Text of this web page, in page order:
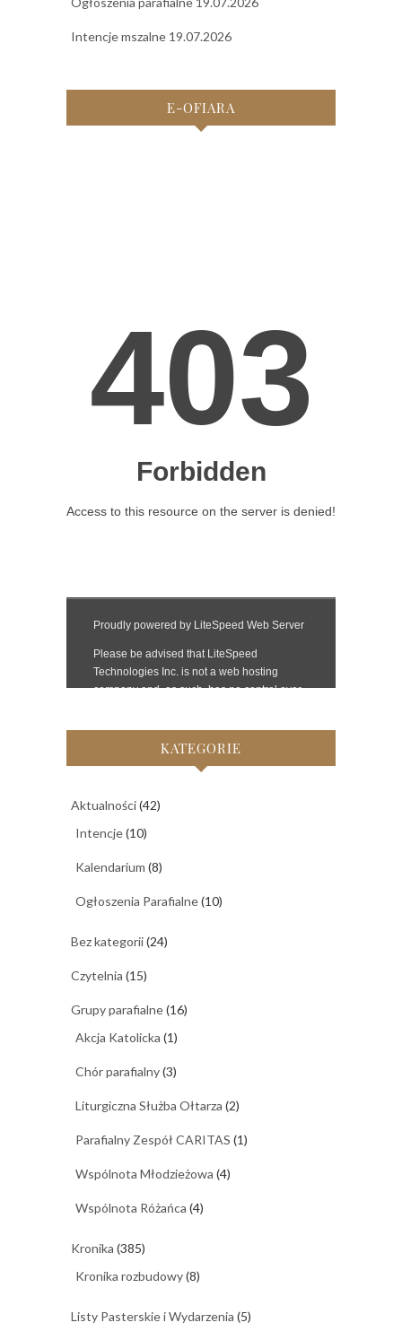
Intencje mszalne 19.07.2026
E-OFIARA
KATEGORIE
Aktualności(42)
Intencje(10)
Kalendarium (8)
Ogłoszenia Parafialne(10)
Bez kategorii(24)
Czytelnia (15)
Grupy parafialne(16)
Akcja Katolicka (1)
Chór parafialny(3)
Liturgiczna Służba Ołtarza (2)
Parafialny Zespół CARITAS (1)
Wspólnota Młodzieżowa (4)
Wspólnota Różańca (4)
Kronika (385)
Kronika rozbudowy(8)
Listy Pasterskie i Wydarzenia (5)